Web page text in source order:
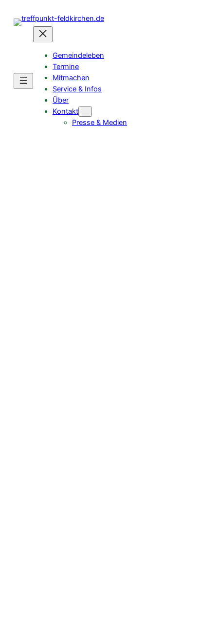
Inhalt
Gemeindeleben
Termine
Mitmachen
Service & Infos
Über
Kontakt
Presse & Medien